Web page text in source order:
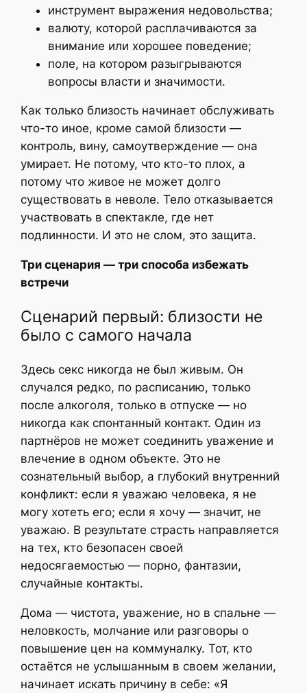
инструмент выражения недовольства;
валюту, которой расплачиваются за
внимание или хорошее поведение;
поле, на котором разыгрываются
вопросы власти и значимости.
Как только близость начинает обслуживать
что-то иное, кроме самой близости —
контроль, вину, самоутверждение — она
умирает. Не потому, что кто-то плох, а
потому что живое не может долго
существовать в неволе. Тело отказывается
участвовать в спектакле, где нет
подлинности. И это не слом, это защита.
Три сценария — три способа избежать
встречи
Сценарий первый: близости не
было с самого начала
Здесь секс никогда не был живым. Он
случался редко, по расписанию, только
после алкоголя, только в отпуске — но
никогда как спонтанный контакт. Один из
партнёров не может соединить уважение и
влечение в одном объекте. Это не
сознательный выбор, а глубокий внутренний
конфликт: если я уважаю человека, я не
могу хотеть его; если я хочу — значит, не
уважаю. В результате страсть направляется
на тех, кто безопасен своей
недосягаемостью — порно, фантазии,
случайные контакты.
Дома — чистота, уважение, но в спальне —
неловкость, молчание или разговоры о
повышение цен на коммуналку. Тот, кто
остаётся не услышанным в своем желании,
начинает искать причину в себе: «Я